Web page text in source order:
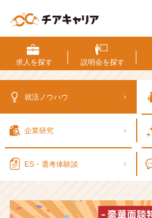
考
対
策・
ウ
ベ
ン
求人を探す 説明会を探す
就活ノウハウ
企業研究
ES・選考体験談